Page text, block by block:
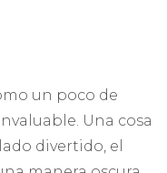
un poco de
Una cosa
divertido, el